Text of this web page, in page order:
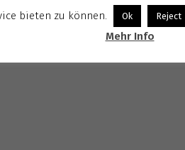
bieten zu können.
Ok Reject
Mehr Info